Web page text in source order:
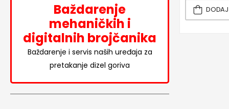
Baždarenje
mehaničkih i
digitalnih brojčanika
Baždarenje i servis naših uređaja za
pretakanje dizel goriva
Novo u ponudi
DODAJ